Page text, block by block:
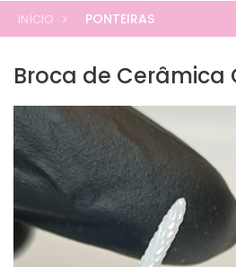
INÍCIO PONTEIRAS
Broca de Cerâmica